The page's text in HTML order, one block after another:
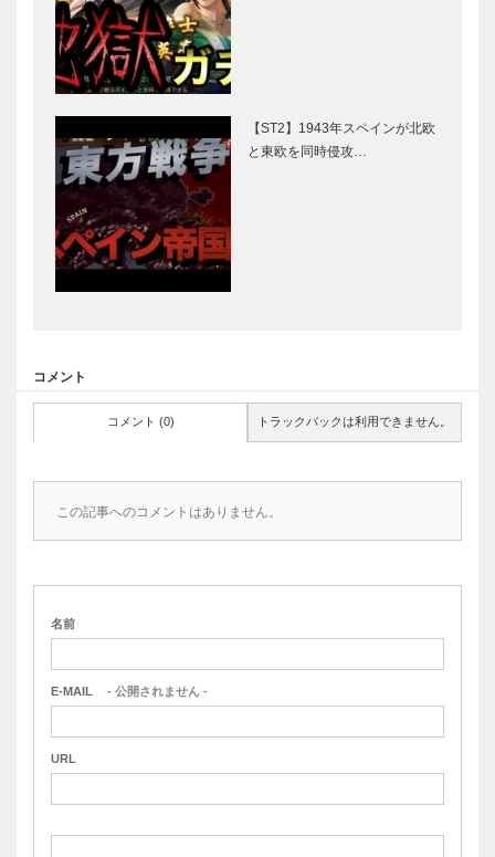
【ST2】1943年スペインが北欧
と東欧を同時侵攻…
コメント
コメント (0) トラックバックは利用できません。
この記事へのコメントはありません。
名前
E-MAIL - 公開されません -
URL